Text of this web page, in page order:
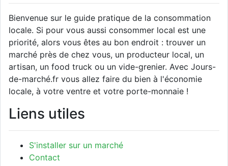
Bienvenue sur le guide pratique de la consommation
locale. Si pour vous aussi consommer local est une
priorité, alors vous êtes au bon endroit : trouver un
marché près de chez vous, un producteur local, un
artisan, un food truck ou un vide-grenier. Avec Jours-
de-marché.fr vous allez faire du bien à l'économie
locale, à votre ventre et votre porte-monnaie !
Liens utiles
S'installer sur un marché
Contact